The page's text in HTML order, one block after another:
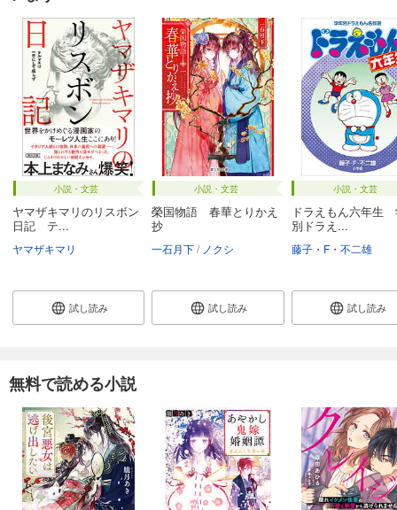
小説・文芸
ヤマザキマリのリスボン
日記 テ...
ヤマザキマリ
試し読み
小説・文芸
榮国物語 春華とりかえ
抄
一石月下 ノクシ
試し読み
小説・文芸
ドラえもん六年生
別ドラえ...
藤子・F・不二雄
試し読み
無料で読める小説